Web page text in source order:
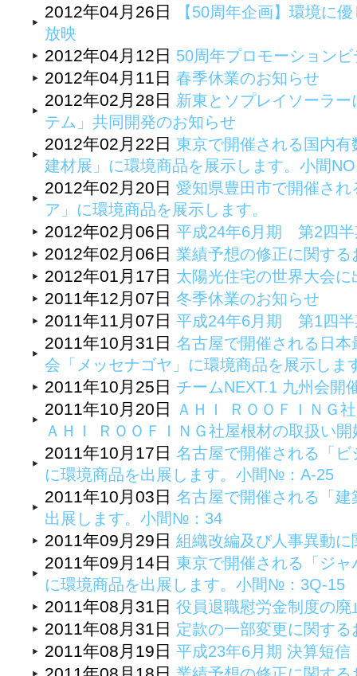
2012年04月26日 【50周年企画】環境に
放映
2012年04月12日 50周年プロモーション
2012年04月11日 春季休業のお知らせ
2012年02月28日 新東とソプレイソーラ
テム」共同開発のお知らせ
2012年02月22日 東京で開催される国内
建材展」に環境商品を展示します。小間
2012年02月20日 愛知県豊田市で開催さ
ア」に環境商品を展示します。
2012年02月06日 平成24年6月期 第2四半
2012年02月06日 業績予想の修正に関する
2012年01月17日 太陽光住宅の世界大会に
2011年12月07日 冬季休業のお知らせ
2011年11月07日 平成24年6月期 第1四半
2011年10月31日 名古屋で開催される日
会「メッセナゴヤ」に環境商品を展示しま
2011年10月25日 チームNEXT.1 九州会開
2011年10月20日 ＡＨＩ ＲＯＯＦＩＮＧ
ＡＨＩ ＲＯＯＦＩＮＧ社屋根材の取扱い
2011年10月17日 名古屋で開催される「
に環境商品を出展します。小間№：A-25
2011年10月03日 名古屋で開催される「
出展します。小間№：34
2011年09月29日 組織改編及び人事異動に
2011年09月14日 東京で開催される「ジ
に環境商品を出展します。小間№：3Q-15
2011年08月31日 役員退職慰労金制度の
2011年08月31日 定款の一部変更に関する
2011年08月19日 平成23年6月期 決算短信